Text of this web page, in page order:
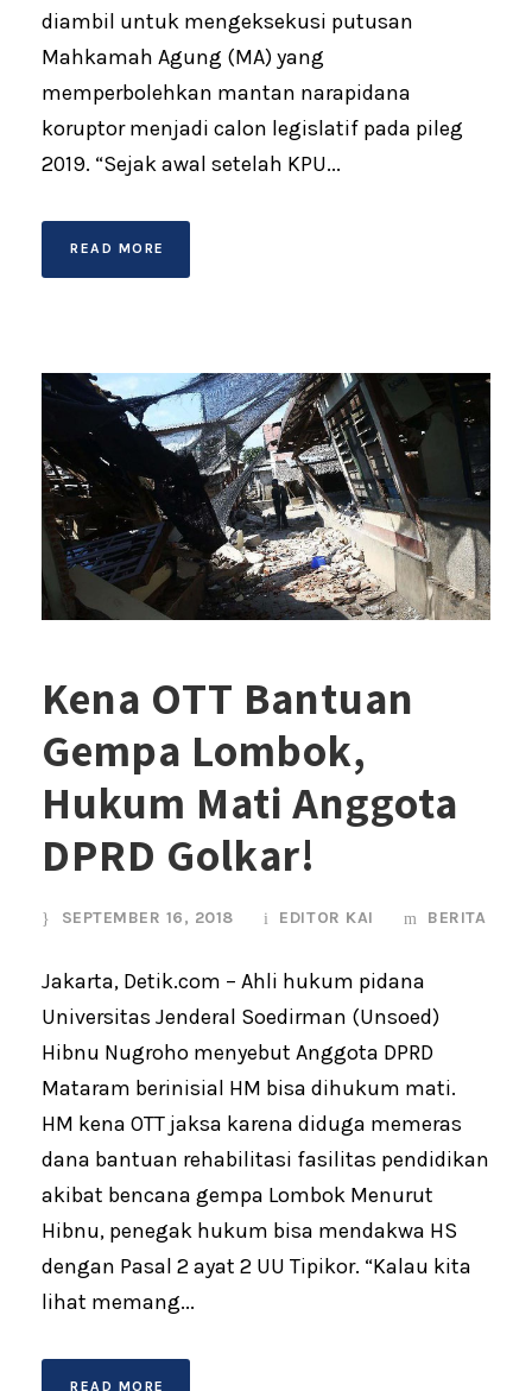
diambil untuk mengeksekusi putusan
Mahkamah Agung (MA) yang
memperbolehkan mantan narapidana
koruptor menjadi calon legislatif pada pileg
2019. “Sejak awal setelah KPU...
READ MORE
Kena OTT Bantuan
Gempa Lombok,
Hukum Mati Anggota
DPRD Golkar!
SEPTEMBER 16, 2018 EDITOR KAI BERITA
Jakarta, Detik.com – Ahli hukum pidana
Universitas Jenderal Soedirman (Unsoed)
Hibnu Nugroho menyebut Anggota DPRD
Mataram berinisial HM bisa dihukum mati.
HM kena OTT jaksa karena diduga memeras
dana bantuan rehabilitasi fasilitas pendidikan
akibat bencana gempa Lombok Menurut
Hibnu, penegak hukum bisa mendakwa HS
dengan Pasal 2 ayat 2 UU Tipikor. “Kalau kita
lihat memang...
READ MORE